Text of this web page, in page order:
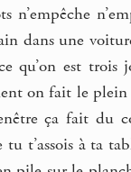
n’empêche
dans une
qu’on est
on fait le plein
ça fait du
tu t’assois à ta